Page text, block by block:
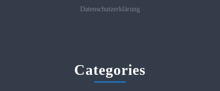
Datenschutzerklärung
Categories